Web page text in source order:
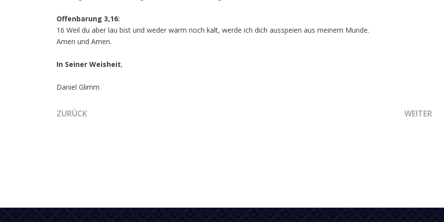
Offenbarung 3,16:
16 Weil du aber lau bist und weder warm noch kalt, werde ich dich ausspeien aus meinem Munde.
Amen und Amen.
In Seiner Weisheit,
Daniel Glimm
VORHERIGER BEITRAG: DIE BEWEGUNG DES VOLKES GOTTES UND DIE AKTIVIERUNG SEINER
ZURÜCK WEITER